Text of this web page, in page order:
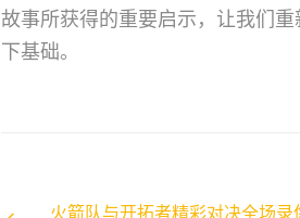
故事所获得的重要启示，让我们
下基础。
火箭队与开拓者精彩对决全场录